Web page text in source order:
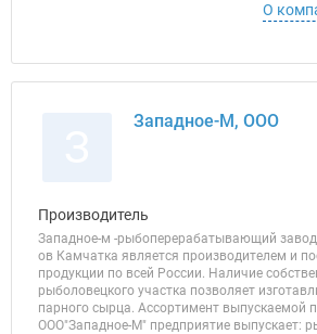
О
Западное-М, ООО
Производитель
Западное-м -рыбоперерабатывающий
ов Камчатка является производителем и
продукции по всей России. Наличие
рыболовецкого участка позволяет
парного сырца. Ассортимент выпускаемой
ООО"Западное-М" предприятие выпускает: